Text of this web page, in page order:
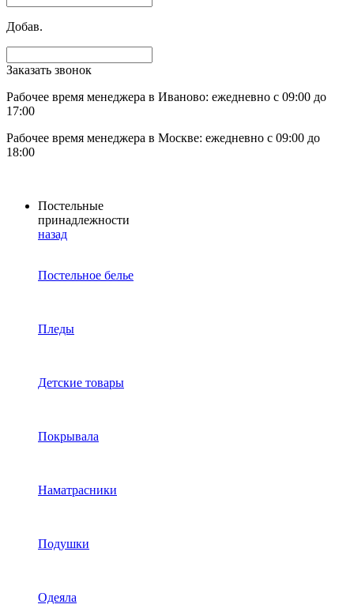
Добав.
Заказать звонок
Рабочее время менеджера в Иваново: ежедневно с 09:00 до
17:00
Рабочее время менеджера в Москве: ежедневно с 09:00 до
18:00
Постельные
принадлежности
назад
Постельное белье
Пледы
Детские товары
Покрывала
Наматрасники
Подушки
Одеяла